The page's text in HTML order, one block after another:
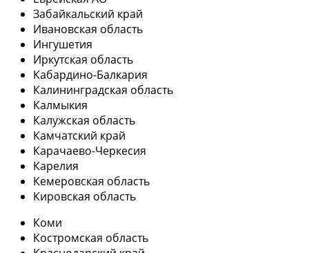
Забайкальский край
Ивановская область
Ингушетия
Иркутская область
Кабардино-Балкария
Калининградская область
Калмыкия
Калужская область
Камчатский край
Карачаево-Черкесия
Карелия
Кемеровская область
Кировская область
Коми
Костромская область